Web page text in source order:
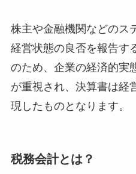
株主や金融機関などのス
経営状態の良否を報告す
のため、企業の経済的実
が重視され、決算書は経
現したものとなります。
税務会計とは？